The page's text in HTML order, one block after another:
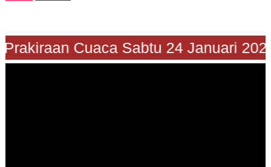
Cuaca Sabtu 24 Januari